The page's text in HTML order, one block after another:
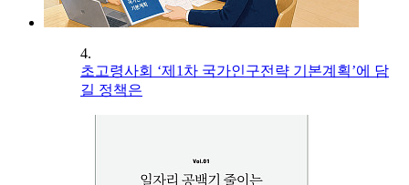
4.
초고령사회 ‘제1차 국가인구전략 기본계획’에 담
길 정책은